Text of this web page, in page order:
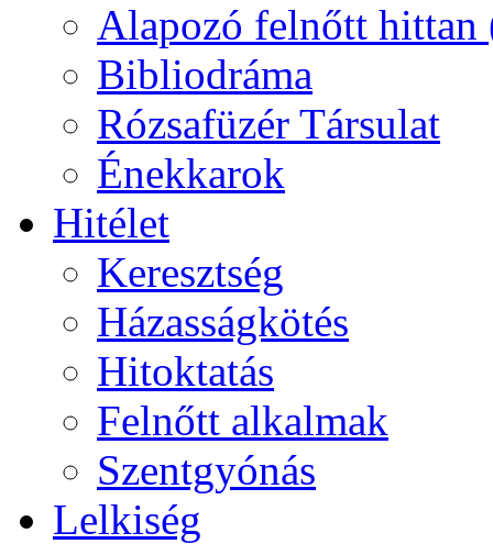
Alapozó felnőtt hittan
Bibliodráma
Rózsafüzér Társulat
Énekkarok
Hitélet
Keresztség
Házasságkötés
Hitoktatás
Felnőtt alkalmak
Szentgyónás
Lelkiség